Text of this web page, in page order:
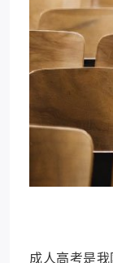
成人高考是